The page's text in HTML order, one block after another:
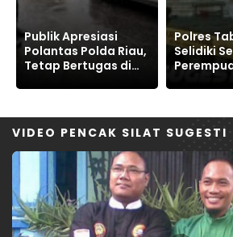
Polres Tabalong
Selidiki Sebab
Perempuan
Kasus
Preman
dan
VIDEO PENCAK SILAT SUGESTI